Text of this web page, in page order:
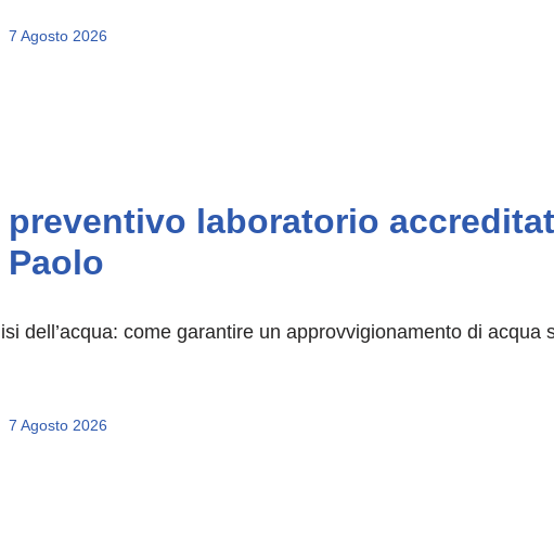
7 Agosto 2026
preventivo laboratorio
Paolo
dell’acqua: come garantire un approvvigionamento di
7 Agosto 2026